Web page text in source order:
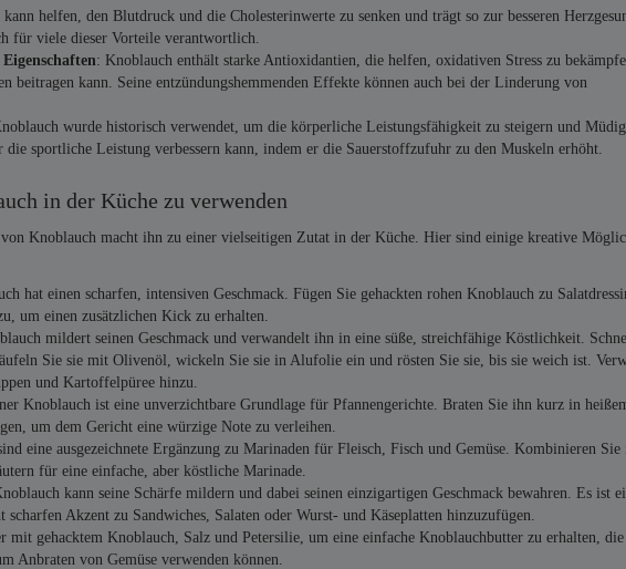
helfen, den Blutdruck und die Cholesterinwerte zu senken und trägt so zur besseren
für viele dieser Vorteile verantwortlich.
: Knoblauch enthält starke Antioxidantien, die helfen, oxidativen Stress zu
beitragen kann. Seine entzündungshemmenden Effekte können auch bei der Linderung von
wurde historisch verwendet, um die körperliche Leistungsfähigkeit zu steigern und
die sportliche Leistung verbessern kann, indem er die Sauerstoffzufuhr zu den Muskeln erhöht.
in der Küche zu verwenden
von Knoblauch macht ihn zu einer vielseitigen Zutat in der Küche. Hier sind einige kreative
hat einen scharfen, intensiven Geschmack. Fügen Sie gehackten rohen Knoblauch zu
um einen zusätzlichen Kick zu erhalten.
mildert seinen Geschmack und verwandelt ihn in eine süße, streichfähige Köstlichkeit.
Sie sie mit Olivenöl, wickeln Sie sie in Alufolie ein und rösten Sie sie, bis sie weich ist.
und Kartoffelpüree hinzu.
Knoblauch ist eine unverzichtbare Grundlage für Pfannengerichte. Braten Sie ihn kurz in
um dem Gericht eine würzige Note zu verleihen.
eine ausgezeichnete Ergänzung zu Marinaden für Fleisch, Fisch und Gemüse. Kombinieren
für eine einfache, aber köstliche Marinade.
kann seine Schärfe mildern und dabei seinen einzigartigen Geschmack bewahren. Es ist
Akzent zu Sandwiches, Salaten oder Wurst- und Käseplatten hinzuzufügen.
mit gehacktem Knoblauch, Salz und Petersilie, um eine einfache Knoblauchbutter zu erhalten,
Anbraten von Gemüse verwenden können.